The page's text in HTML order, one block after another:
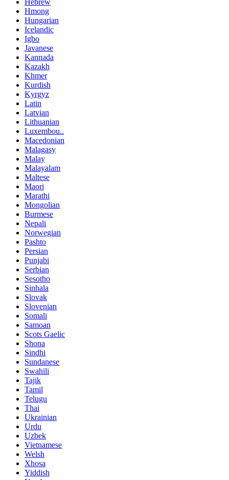
Hmong
Hungarian
Icelandic
Igbo
Javanese
Kannada
Kazakh
Khmer
Kurdish
Kyrgyz
Latin
Latvian
Lithuanian
Luxembou..
Macedonian
Malagasy
Malay
Malayalam
Maltese
Maori
Marathi
Mongolian
Burmese
Nepali
Norwegian
Pashto
Persian
Punjabi
Serbian
Sesotho
Sinhala
Slovak
Slovenian
Somali
Samoan
Scots Gaelic
Shona
Sindhi
Sundanese
Swahili
Tajik
Tamil
Telugu
Thai
Ukrainian
Urdu
Uzbek
Vietnamese
Welsh
Xhosa
Yiddish